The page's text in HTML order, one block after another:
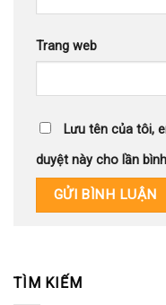
Trang web
Lưu tên của tôi,
duyệt này cho lần
TÌM KIẾM